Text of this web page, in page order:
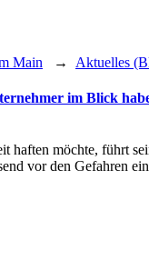
Main → Aktuelles
im Blick
haften möchte,
vor den